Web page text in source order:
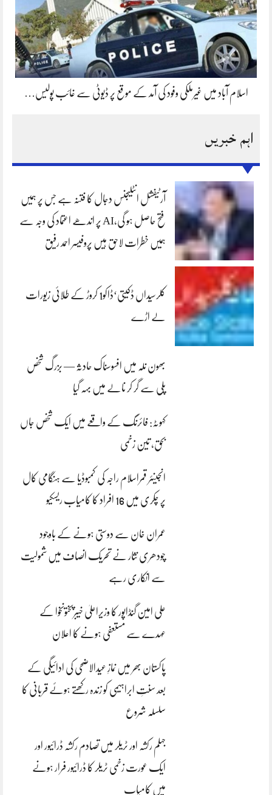
اسلام آباد میں غیرملکی وفود کی آمد کے موقع پر ڈیوٹی سے غائب پولیس…
اہم خبریں
آرٹیفشل انٹلیجنس دجال کا فتنہ ہے جس پر ہمیں
فتح حاصل ہو گی،AI پر اندھے اعتماد کی وجہ سے
ہمیں خطرات لاحق ہیں پروفیسر احمد رفیق
کلرسیداں ڈکیتی‘ڈاکو1 کروڑ کے طلائی زیورات
لے اڑے
بھون نلہ میں افسوسناک حادثہ — بزرگ شخص
پلی سے گر کر نالے میں بہہ گیا
کہوٹہ: فائرنگ کے واقعے میں ایک شخص جاں
بحق، تین زخمی
انجینئر قمراسلام راجہ کی کمبوڈیا سے ہنگامی کال
پر چکری میں 16 افراد کا کامیاب ریسکیو
عمران خان سے دوستی ہونے کے باوجود
چودھری نثار نے تحریک انصاف میں شمولیت
سے انکاری رہے
علی امین گنڈاپور کا وزیراعلیٰ خیبرپختونخوا کے
عہدے سے مستعفی ہونے کا اعلان
پاکستان بھر میں نمازِ عیدالاضحی کی ادائیگی کے
بعد سنتِ ابراہیمی کو زندہ رکھتے ہوئے قربانی کا
سلسلہ شروع
جہلم رکشہ اور ٹریلر میں تصادم رکشہ ڈرائیور اور
ایک عورت زخمی ٹریلر کا ڈرائیور فرار ہونے
میں کامیاب